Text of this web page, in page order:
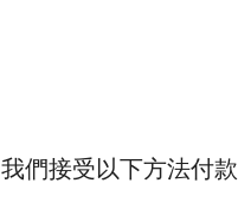
我們接受以下方法付款